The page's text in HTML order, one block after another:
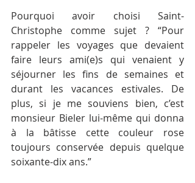
Pourquoi avoir choisi Saint-
Christophe comme sujet ? “Pour
rappeler les voyages que devaient
faire leurs ami(e)s qui venaient y
séjourner les fins de semaines et
durant les vacances estivales. De
plus, si je me souviens bien, c’est
monsieur Bieler lui-même qui donna
à la bâtisse cette couleur rose
toujours conservée depuis quelque
soixante-dix ans.”